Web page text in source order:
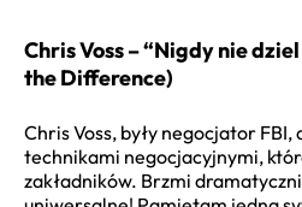
Chris Voss – “Nigdy nie
the Difference)
Chris Voss, były negocjator FBI,
technikami negocjacyjnymi,
zakładników. Brzmi